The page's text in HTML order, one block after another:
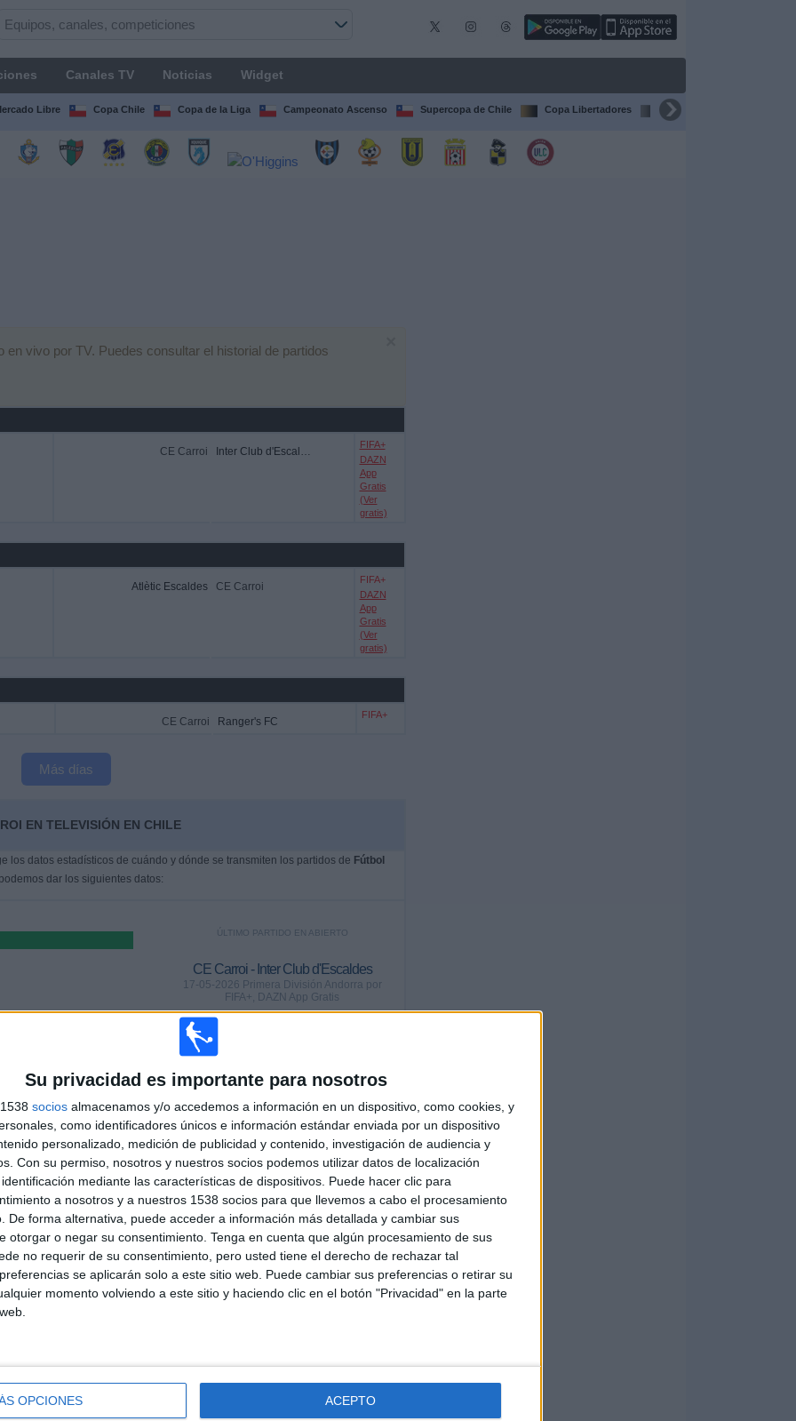
Su privacidad es importante para nosotros
socios almacenamos y/o accedemos a información en un dispositivo, como cookies, y
como identificadores únicos e información estándar enviada por un dispositivo
personalizado, medición de publicidad y contenido, investigación de audiencia y
Con su permiso, nosotros y nuestros socios podemos utilizar datos de localización
mediante las características de dispositivos. Puede hacer clic para
a nosotros y a nuestros 1538 socios para que llevemos a cabo el procesamiento
De forma alternativa, puede acceder a información más detallada y cambiar sus
otorgar o negar su consentimiento. Tenga en cuenta que algún procesamiento de sus
no requerir de su consentimiento, pero usted tiene el derecho de rechazar tal
se aplicarán solo a este sitio web. Puede cambiar sus preferencias o retirar su
momento volviendo a este sitio y haciendo clic en el botón "Privacidad" en la parte
OPCIONES ACEPTO
Canales TV Noticias Widget
Libre Copa Chile Copa de la Liga Campeonato Ascenso Supercopa de Chile Copa Libertadores Copa Sudamericana
vivo por TV. Puedes consultar el historial de partidos
CE Carroi Inter Club d'Escaldes
FIFA+
DAZN
App
Gratis
(Ver
gratis)
Atlètic Escaldes CE Carroi
FIFA+
DAZN
App
Gratis
(Ver
gratis)
CE Carroi Ranger's FC
FIFA+
Más días
EN TELEVISIÓN EN CHILE
los datos estadísticos de cuándo y dónde se transmiten los partidos de Fútbol
dar los siguientes datos:
ÚLTIMO PARTIDO EN ABIERTO
CE Carroi - Inter Club d'Escaldes
17-05-2026 Primera División Andorra por
FIFA+, DAZN App Gratis
2
CANALES TV
83
SIN PARTIDO
GRATUÍTO
PARTIDOS
0
CONSECUTIVOS
DE PAGO
TOTAL
5
RIVALES
MÁXIMO
1
VS Penya
Encarnada
TOTAL
1
COMPETICIONES
RANKING POR COMPETICIONES